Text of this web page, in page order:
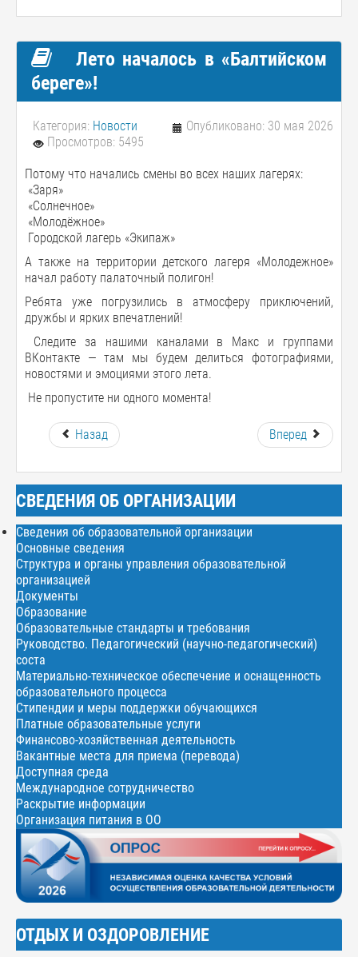
Лето началось в «Балтийском
береге»!
Категория: Новости
Опубликовано: 30 мая 2026
Просмотров: 5495
Потому что начались смены во всех наших лагерях:
«Заря»
«Солнечное»
«Молодёжное»
Городской лагерь «Экипаж»
А также на территории детского лагеря «Молодежное»
начал работу палаточный полигон!
Ребята уже погрузились в атмосферу приключений,
дружбы и ярких впечатлений!
Следите за нашими каналами в Макс и группами
ВКонтакте — там мы будем делиться фотографиями,
новостями и эмоциями этого лета.
Не пропустите ни одного момента!
Назад Вперед
СВЕДЕНИЯ ОБ ОРГАНИЗАЦИИ
Сведения об образовательной организации
Основные сведения
Структура и органы управления образовательной
организацией
Документы
Образование
Образовательные стандарты и требования
Руководство. Педагогический (научно-педагогический)
соста
Материально-техническое обеспечение и оснащенность
образовательного процесса
Стипендии и меры поддержки обучающихся
Платные образовательные услуги
Финансово-хозяйственная деятельность
Вакантные места для приема (перевода)
Доступная среда
Международное сотрудничество
Раскрытие информации
Организация питания в ОО
ОТДЫХ И ОЗДОРОВЛЕНИЕ